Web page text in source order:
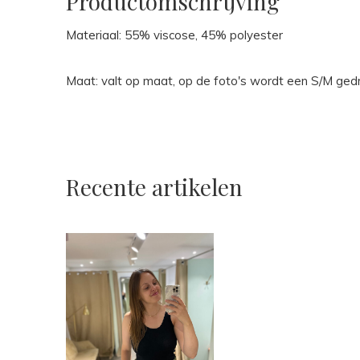
Materiaal: 55% viscose, 45% polyester
Maat: valt op maat, op de foto's wordt een S/M
Recente artikelen